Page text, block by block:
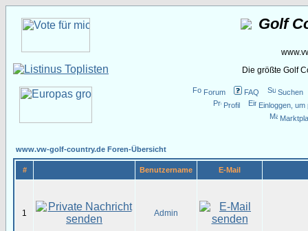
Golf
Die größte Golf
Forum FAQ
Suchen
Profil
Einloggen,
www.vw-golf-country.de Foren-Übersicht
# Benutzername E-Mail
1 Admin